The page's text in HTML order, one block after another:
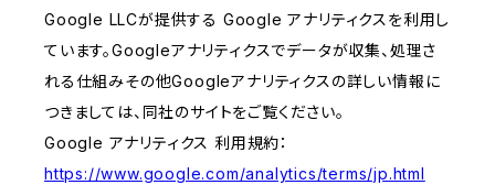
Google LLCが提供する Google アナリティクスを利用し
ています。Googleアナリティクスでデータが収集、処理さ
れる仕組みその他Googleアナリティクスの詳しい情報に
つきましては、同社のサイトをご覧ください。
Google アナリティクス 利用規約：
https://www.google.com/analytics/terms/jp.html